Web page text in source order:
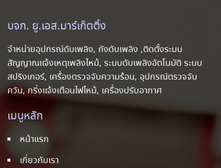
บจก. ยู.เอส.มาร์เก็ตติ้ง
จำหน่ายอุปกรณ์ดับเพลิง, ถังดับเพลิง ,ติดตั้งระบบ
สัญญาณแจ้งเหตุเพลิงไหม้, ระบบดับเพลิงอัตโนมัติ ระบบ
สปริงเกอร์, เครื่องตรวจจับความร้อน, อุปกรณ์ตรวจจับ
ควัน, กริ่งแจ้งเตือนไฟไหม้, เครื่องปรับอากาศ
เมนูหลัก
หน้าแรก
เกี่ยวกับเรา